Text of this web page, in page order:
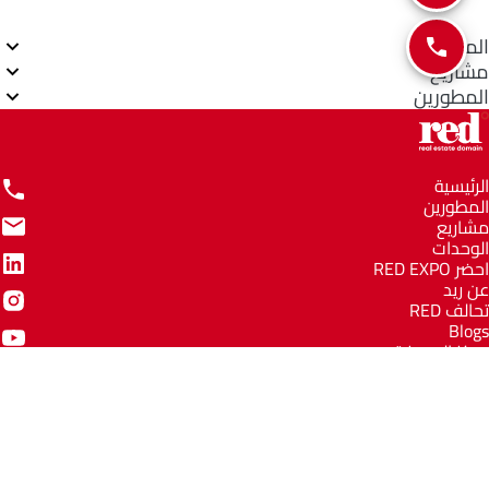
المناطق
مشاريع
المطورين
الرئيسية
المطورين
مشاريع
الوحدات
احضر RED EXPO
عن ريد
تحالف RED
Blogs
مركز المعرفة